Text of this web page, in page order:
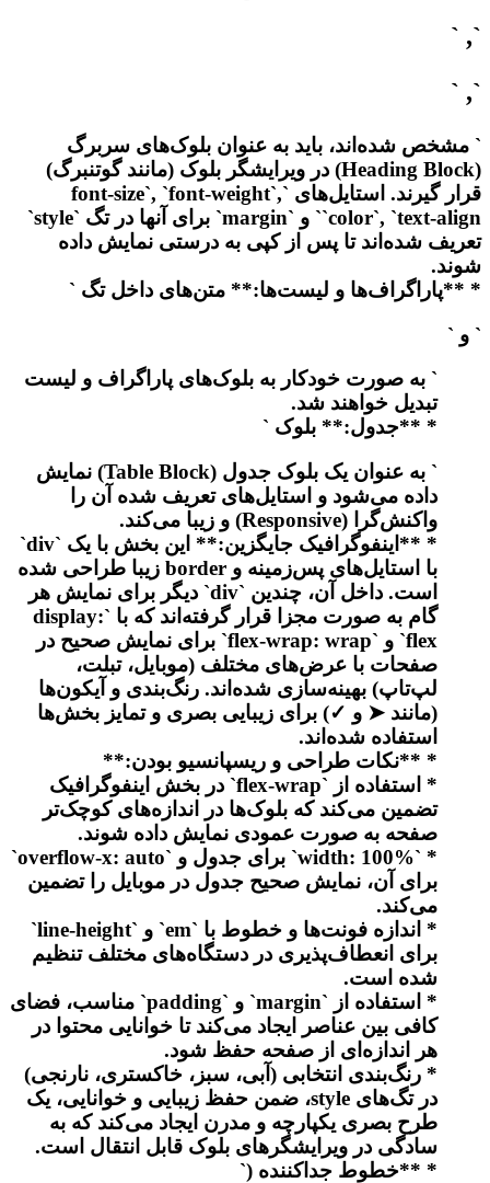
`, `
`, `
` مشخص شده‌اند، باید به عنوان بلوک‌های سربرگ
(Heading Block) در ویرایشگر بلوک (مانند گوتنبرگ)
قرار گیرند. استایل‌های `font-size`, `font-weight`,
`color`, `text-align` و `margin` برای آنها در تگ `style`
تعریف شده‌اند تا پس از کپی به درستی نمایش داده
شوند.
* **پاراگراف‌ها و لیست‌ها:** متن‌های داخل تگ `
` و `
` به صورت خودکار به بلوک‌های پاراگراف و لیست
تبدیل خواهند شد.
* **جدول:** بلوک `
` به عنوان یک بلوک جدول (Table Block) نمایش
داده می‌شود و استایل‌های تعریف شده آن را
واکنش‌گرا (Responsive) و زیبا می‌کند.
* **اینفوگرافیک جایگزین:** این بخش با یک `div`
با استایل‌های پس‌زمینه و border زیبا طراحی شده
است. داخل آن، چندین `div` دیگر برای نمایش هر
گام به صورت مجزا قرار گرفته‌اند که با `display:
flex` و `flex-wrap: wrap` برای نمایش صحیح در
صفحات با عرض‌های مختلف (موبایل، تبلت،
لپ‌تاپ) بهینه‌سازی شده‌اند. رنگ‌بندی و آیکون‌ها
(مانند ➤ و ✓) برای زیبایی بصری و تمایز بخش‌ها
استفاده شده‌اند.
* **نکات طراحی و ریسپانسیو بودن:**
* استفاده از `flex-wrap` در بخش اینفوگرافیک
تضمین می‌کند که بلوک‌ها در اندازه‌های کوچک‌تر
صفحه به صورت عمودی نمایش داده شوند.
* `width: 100%` برای جدول و `overflow-x: auto`
برای آن، نمایش صحیح جدول در موبایل را تضمین
می‌کند.
* اندازه فونت‌ها و خطوط با `em` و `line-height`
برای انعطاف‌پذیری در دستگاه‌های مختلف تنظیم
شده است.
* استفاده از `margin` و `padding` مناسب، فضای
کافی بین عناصر ایجاد می‌کند تا خوانایی محتوا در
هر اندازه‌ای از صفحه حفظ شود.
* رنگ‌بندی انتخابی (آبی، سبز، خاکستری، نارنجی)
در تگ‌های style، ضمن حفظ زیبایی و خوانایی، یک
طرح بصری یکپارچه و مدرن ایجاد می‌کند که به
سادگی در ویرایشگرهای بلوک قابل انتقال است.
* **خطوط جداکننده (`